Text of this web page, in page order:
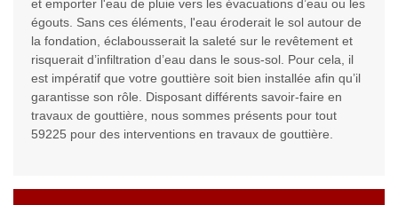
et emporter l'eau de pluie vers les évacuations d’eau ou les
égouts. Sans ces éléments, l'eau éroderait le sol autour de
la fondation, éclabousserait la saleté sur le revêtement et
risquerait d’infiltration d’eau dans le sous-sol. Pour cela, il
est impératif que votre gouttière soit bien installée afin qu’il
garantisse son rôle. Disposant différents savoir-faire en
travaux de gouttière, nous sommes présents pour tout
59225 pour des interventions en travaux de gouttière.